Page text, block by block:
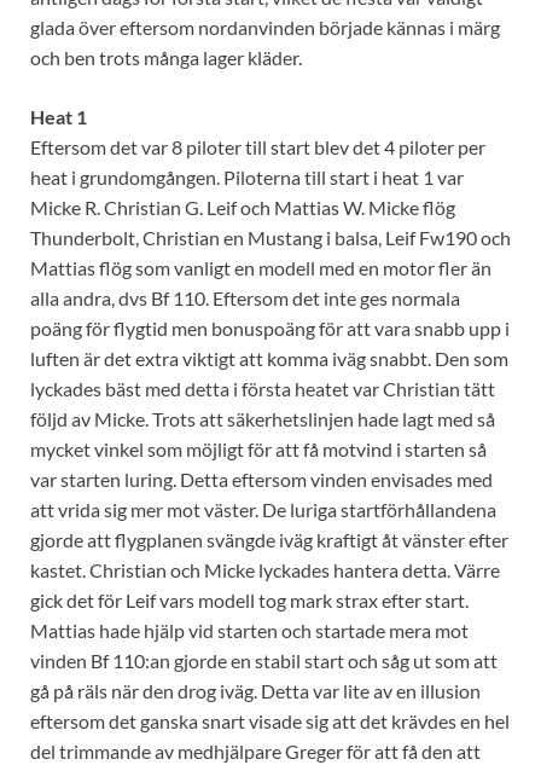
glada över eftersom nordanvinden började kännas i märg
och ben trots många lager kläder.
Heat 1
Eftersom det var 8 piloter till start blev det 4 piloter per
heat i grundomgången. Piloterna till start i heat 1 var
Micke R. Christian G. Leif och Mattias W. Micke flög
Thunderbolt, Christian en Mustang i balsa, Leif Fw190 och
Mattias flög som vanligt en modell med en motor fler än
alla andra, dvs Bf 110. Eftersom det inte ges normala
poäng för flygtid men bonuspoäng för att vara snabb upp i
luften är det extra viktigt att komma iväg snabbt. Den som
lyckades bäst med detta i första heatet var Christian tätt
följd av Micke. Trots att säkerhetslinjen hade lagt med så
mycket vinkel som möjligt för att få motvind i starten så
var starten luring. Detta eftersom vinden envisades med
att vrida sig mer mot väster. De luriga startförhållandena
gjorde att flygplanen svängde iväg kraftigt åt vänster efter
kastet. Christian och Micke lyckades hantera detta. Värre
gick det för Leif vars modell tog mark strax efter start.
Mattias hade hjälp vid starten och startade mera mot
vinden Bf 110:an gjorde en stabil start och såg ut som att
gå på räls när den drog iväg. Detta var lite av en illusion
eftersom det ganska snart visade sig att det krävdes en hel
del trimmande av medhjälpare Greger för att få den att